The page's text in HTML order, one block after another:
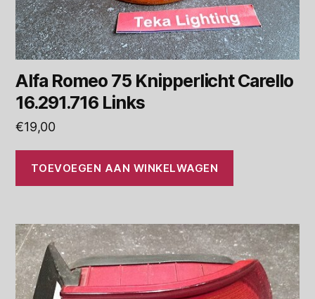
Alfa Romeo 75 Knipperlicht Carello
16.291.716 Links
€19,00
TOEVOEGEN AAN WINKELWAGEN